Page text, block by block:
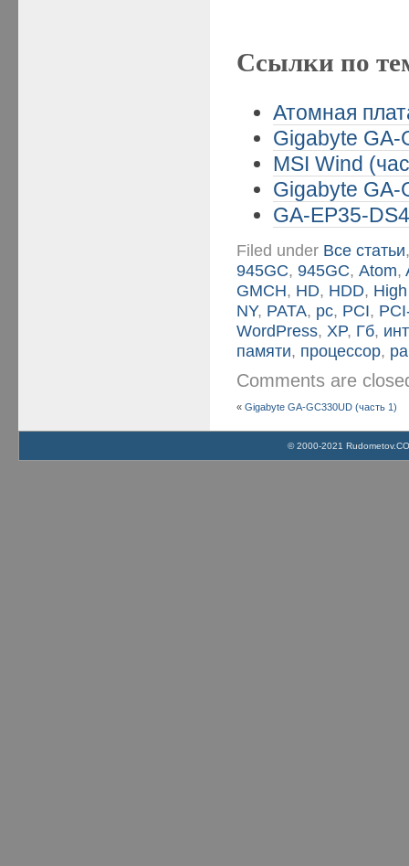
Ссылки по
Атомная
Gigabyte GA-
MSI Wind
Gigabyte GA-
GA-EP35-
Filed under Все статьи
945GC,945GС,Atom,
GMCH, HD, HDD,
NY, PATA, pc, PCI,
WordPress,XP, Гб,
памяти, процессор,
Comments are
«Gigabyte GA-GC330UD (часть 1)
© 2000-2021